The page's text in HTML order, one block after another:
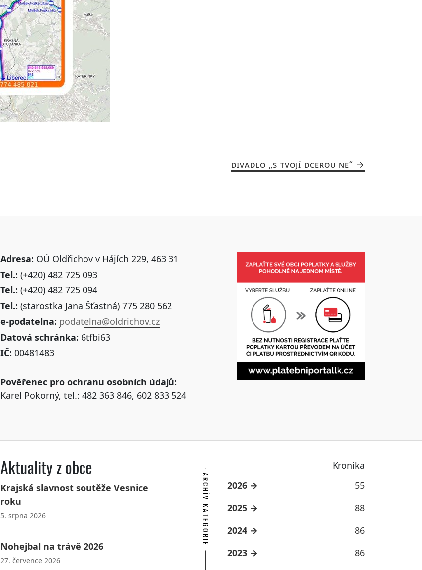
DIVADLO „S TVOJÍ DCEROU NE“
Adresa: OÚ Oldřichov v Hájích 229, 463 31
Tel.: (+420) 482 725 093
Tel.: (+420) 482 725 094
Tel.: (starostka Jana Šťastná) 775 280 562
e-podatelna: podatelna@oldrichov.cz
Datová schránka: 6tfbi63
IČ: 00481483
Pověřenec pro ochranu osobních údajů:
Karel Pokorný, tel.: 482 363 846, 602 833 524
Aktuality z obce
Krajská slavnost soutěže Vesnice
roku
5. srpna 2026
Nohejbal na trávě 2026
27. července 2026
Kronika
ARCHÍV KATEGORIE 2026
55
2025
88
2024
86
2023
86